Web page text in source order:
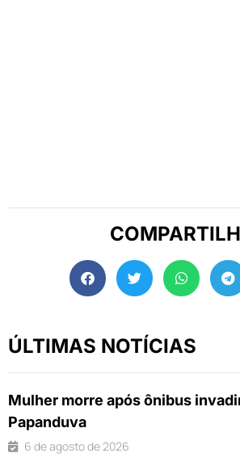
ÚLTIMAS NOTÍCIAS
Mulher morre após ônibus
Papanduva
6 de agosto de 2026